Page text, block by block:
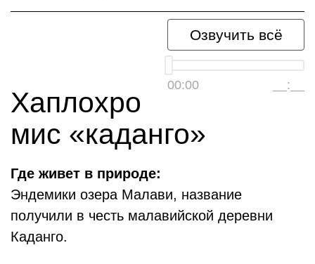
Озвучить всё
00:00 __:__
Хаплохро
мис «каданго»
Где живет в природе:
Эндемики озера Малави, название
получили в честь малавийской деревни
Каданго.